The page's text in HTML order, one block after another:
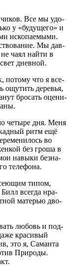
Все мы удо­
у «буду­ще­го» и
иско­па­е­мы­ми.
Мы дав­
чаял най­ти в
дневной.
пото­му что я все­
ощу­тить дере­вья,
бро­сать оце­ни­
четы­ре дня. Меня
ритм ещё
во
без гро­ша в
навы­ки без­на­
телефона.
типом,
все­гда нра­
мате­рью дво­
любовь и под­
кра­си­вый
это я, Саман­та
При­ро­ды.